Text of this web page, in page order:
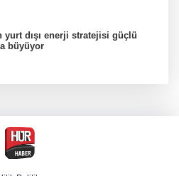
yurt dışı enerji stratejisi güçlü
büyüyor
yasa teklifi Komisyon'dan